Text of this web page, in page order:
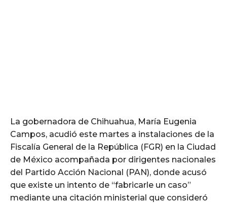
La gobernadora de Chihuahua, María Eugenia
Campos, acudió este martes a instalaciones de la
Fiscalía General de la República (FGR) en la Ciudad
de México acompañada por dirigentes nacionales
del Partido Acción Nacional (PAN), donde acusó
que existe un intento de “fabricarle un caso”
mediante una citación ministerial que consideró